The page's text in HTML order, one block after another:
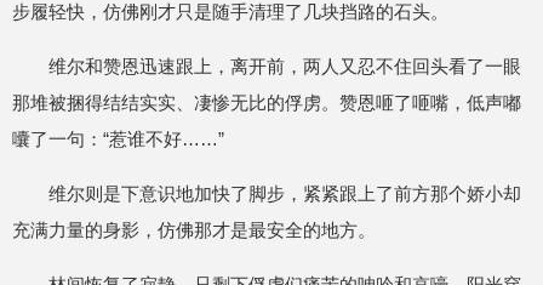
步履轻快，仿佛刚才只是随手清理了几块挡路的石头。
维尔和赞恩迅速跟上，离开前，两人又忍不住回头看了一眼
那堆被捆得结结实实、凄惨无比的俘虏。赞恩咂了咂嘴，低声嘟
囔了一句：“惹谁不好……”
维尔则是下意识地加快了脚步，紧紧跟上了前方那个娇小却
充满力量的身影，仿佛那才是最安全的地方。